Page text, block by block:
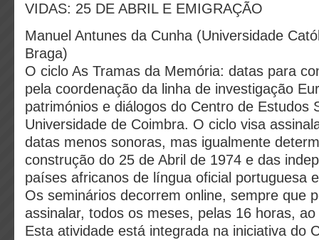
VIDAS: 25 DE ABRIL E EMIGRAÇÃO
Manuel Antunes da Cunha (Universidade
Braga)
O ciclo As Tramas da Memória: datas para
pela coordenação da linha de investigação
patrimónios e diálogos do Centro de Estudos
Universidade de Coimbra. O ciclo visa
datas menos sonoras, mas igualmente
construção do 25 de Abril de 1974 e das
países africanos de língua oficial portuguesa
Os seminários decorrem online, sempre que
assinalar, todos os meses, pelas 16 horas,
Esta atividade está integrada na iniciativa do